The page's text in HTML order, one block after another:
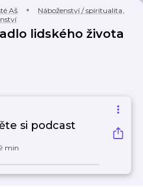
Aš Náboženství / spiritualita,
lidského života
si podcast
min